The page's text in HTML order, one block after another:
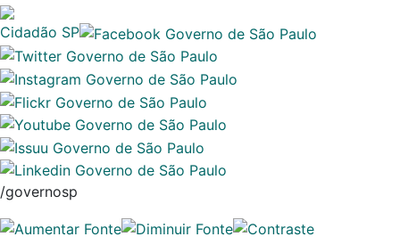
Cidadão SP
/governosp